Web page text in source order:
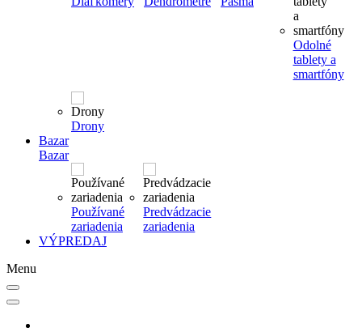
Odolné
tablety a
smartfóny
Drony
Bazar
Bazar
Používané
zariadenia
Predvádzacie
zariadenia
VÝPREDAJ
Menu